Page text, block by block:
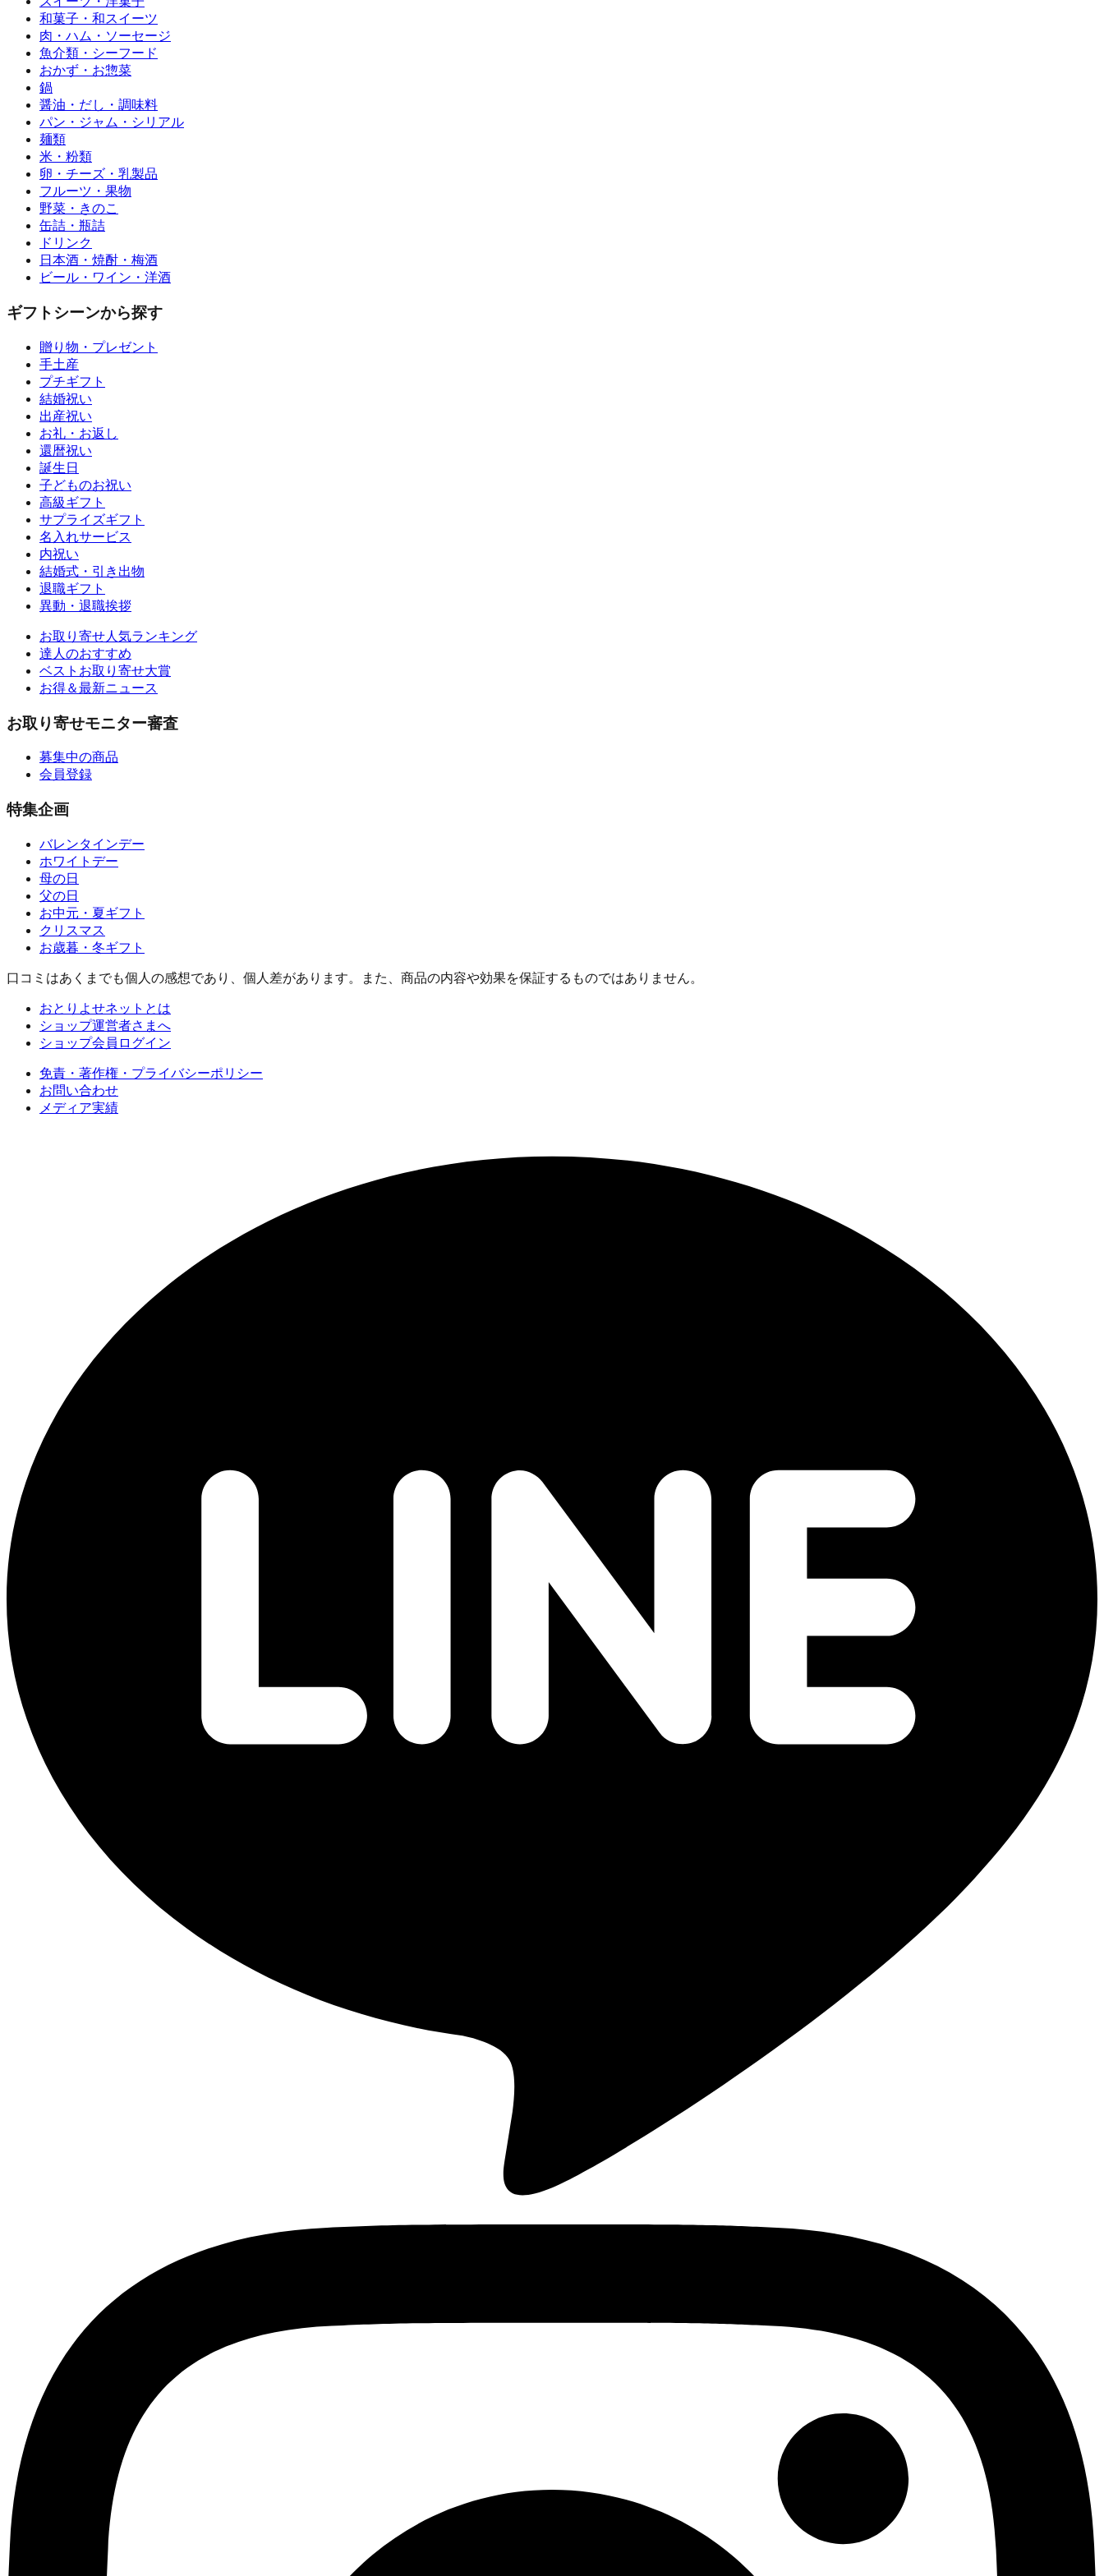
和菓子・和スイーツ
肉・ハム・ソーセージ
魚介類・シーフード
おかず・お惣菜
鍋
醤油・だし・調味料
パン・ジャム・シリアル
麺類
米・粉類
卵・チーズ・乳製品
フルーツ・果物
野菜・きのこ
缶詰・瓶詰
ドリンク
日本酒・焼酎・梅酒
ビール・ワイン・洋酒
ギフトシーンから探す
贈り物・プレゼント
手土産
プチギフト
結婚祝い
出産祝い
お礼・お返し
還暦祝い
誕生日
子どものお祝い
高級ギフト
サプライズギフト
名入れサービス
内祝い
結婚式・引き出物
退職ギフト
異動・退職挨拶
お取り寄せ人気ランキング
達人のおすすめ
ベストお取り寄せ大賞
お得＆最新ニュース
お取り寄せモニター審査
募集中の商品
会員登録
特集企画
バレンタインデー
ホワイトデー
母の日
父の日
お中元・夏ギフト
クリスマス
お歳暮・冬ギフト
口コミはあくまでも個人の感想であり、個人差があります。また、商品の内容や効果を保証するものではありません。
おとりよせネットとは
ショップ運営者さまへ
ショップ会員ログイン
免責・著作権・プライバシーポリシー
お問い合わせ
メディア実績